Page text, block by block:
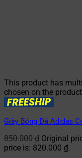
This product has
chosen on the
Giày Bóng Đá Adidas
850.000₫ Original
price is: 820.000 ₫.